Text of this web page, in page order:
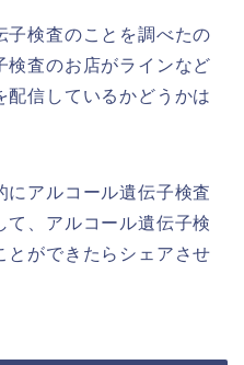
子検査のことを調べたの
検査のお店がラインなど
配信しているかどうかは
にアルコール遺伝子検査
て、アルコール遺伝子検
とができたらシェアさせ